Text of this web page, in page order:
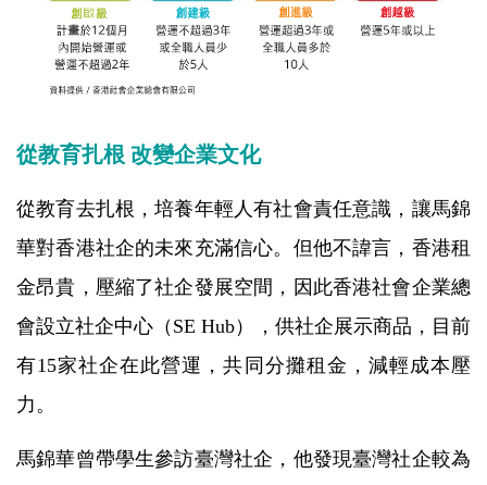
從教育扎根 改變企業文化
從教育去扎根，培養年輕人有社會責任意識，讓馬錦
華對香港社企的未來充滿信心。但他不諱言，香港租
金昂貴，壓縮了社企發展空間，因此香港社會企業總
會設立社企中心（SE Hub），供社企展示商品，目前
有15家社企在此營運，共同分攤租金，減輕成本壓
力。
馬錦華曾帶學生參訪臺灣社企，他發現臺灣社企較為